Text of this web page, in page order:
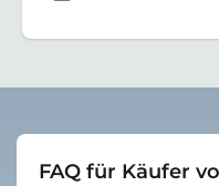
FAQ für Käufer